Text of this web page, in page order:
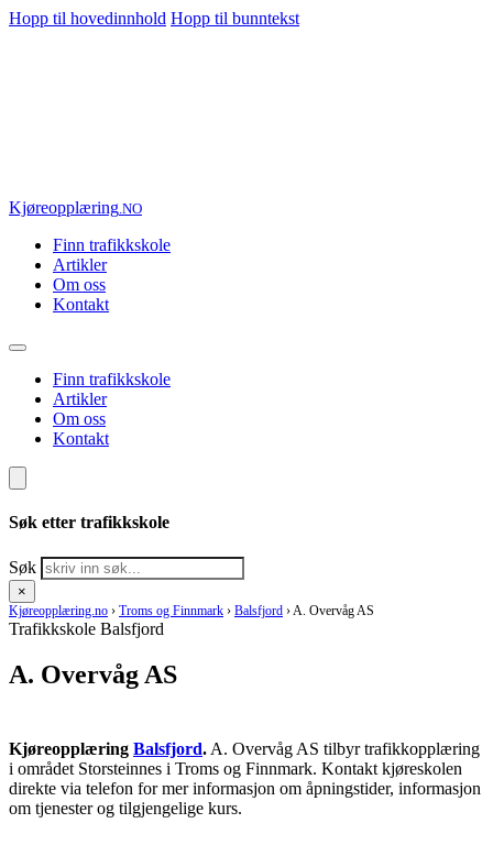
Hopp til hovedinnhold Hopp til bunntekst
Kjøreopplæring.NO
Finn trafikkskole
Artikler
Om oss
Kontakt
Finn trafikkskole
Artikler
Om oss
Kontakt
Søk etter trafikkskole
Søk
×
Kjøreopplæring.no › Troms og Finnmark › Balsfjord › A. Overvåg AS
Trafikkskole Balsfjord
A. Overvåg AS
Kjøreopplæring Balsfjord. A. Overvåg AS tilbyr trafikkopplæring
i området Storsteinnes i Troms og Finnmark. Kontakt kjøreskolen
direkte via telefon for mer informasjon om åpningstider, informasjon
om tjenester og tilgjengelige kurs.